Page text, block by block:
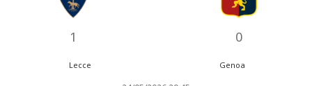
1 0
Lecce Genoa